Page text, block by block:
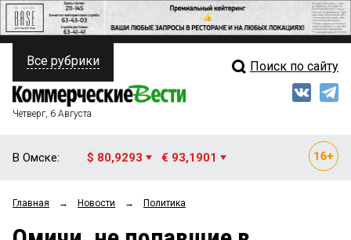
ПОЛИТИКА
ФИНАНСЫ
ОБЩЕСТВО
Свежий выпуск
Все рубрики Поиск по сайту
Четверг, 6 Августа
В Омске: $ 80,9293 € 93,1901
Главная → Новости → Политика